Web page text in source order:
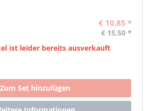
€ 10,85 *
€ 15,50 *
ist leider bereits ausverkauft